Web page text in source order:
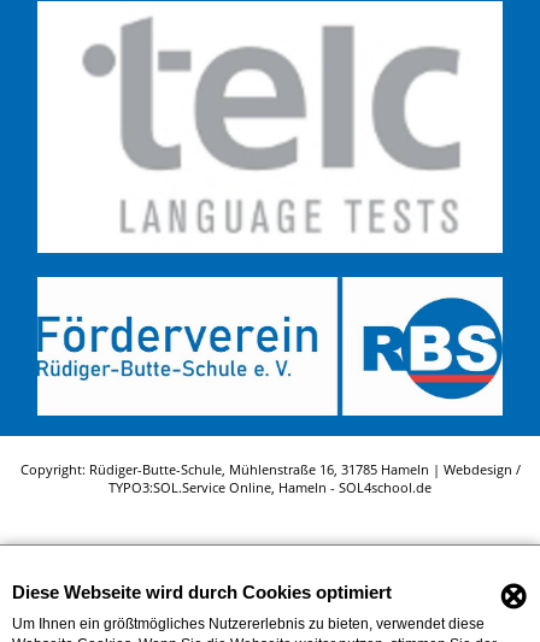
Copyright: Rüdiger-Butte-Schule, Mühlenstraße 16, 31785 Hameln | Webdesign /
TYPO3:SOL.Service Online, Hameln - SOL4school.de
Diese Webseite wird durch Cookies optimiert ⊗
Um Ihnen ein größtmögliches Nutzererlebnis zu bieten, verwendet diese